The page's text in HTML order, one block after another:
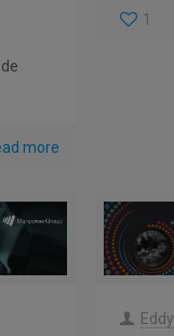
more
1
Eddy